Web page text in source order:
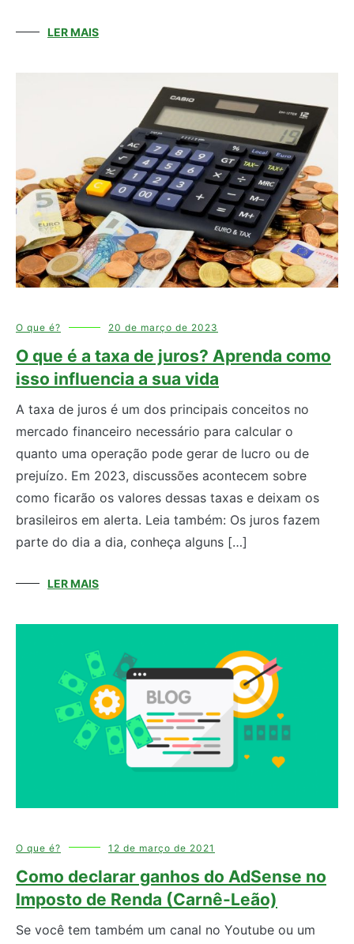
LER MAIS
O que é? 20 de março de 2023
O que é a taxa de juros? Aprenda como
isso influencia a sua vida
A taxa de juros é um dos principais conceitos no
mercado financeiro necessário para calcular o
quanto uma operação pode gerar de lucro ou de
prejuízo. Em 2023, discussões acontecem sobre
como ficarão os valores dessas taxas e deixam os
brasileiros em alerta. Leia também: Os juros fazem
parte do dia a dia, conheça alguns […]
LER MAIS
O que é? 12 de março de 2021
Como declarar ganhos do AdSense no
Imposto de Renda (Carnê-Leão)
Se você tem também um canal no Youtube ou um